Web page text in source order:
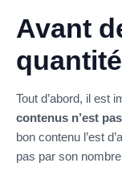
Avant
Tout d’abord, il est
contenus n’est
bon contenu l’est
pas par son